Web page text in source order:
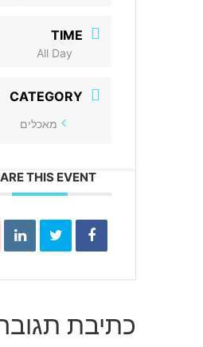
TIME
All Day
CATEGORY
מאכלים
THIS EVENT
כתיבת